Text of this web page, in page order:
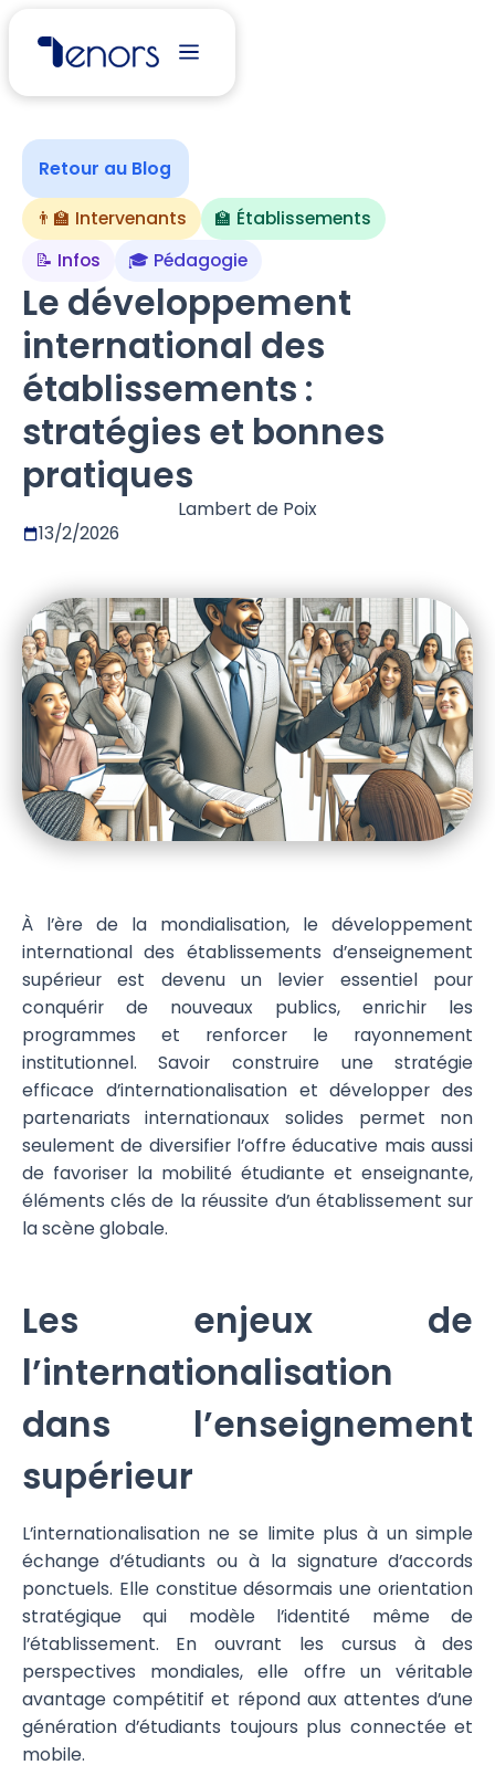
Retour au Blog
👨‍🏫 Intervenants
🏫 Établissements
📝 Infos
🎓 Pédagogie
Le développement
international des
établissements :
stratégies et bonnes
pratiques
Lambert de Poix
13/2/2026
À l’ère de la mondialisation, le développement
international des établissements d’enseignement
supérieur est devenu un levier essentiel pour
conquérir de nouveaux publics, enrichir les
programmes et renforcer le rayonnement
institutionnel. Savoir construire une stratégie
efficace d’internationalisation et développer des
partenariats internationaux solides permet non
seulement de diversifier l’offre éducative mais aussi
de favoriser la mobilité étudiante et enseignante,
éléments clés de la réussite d’un établissement sur
la scène globale.
Les enjeux de
l’internationalisation
dans l’enseignement
supérieur
L’internationalisation ne se limite plus à un simple
échange d’étudiants ou à la signature d’accords
ponctuels. Elle constitue désormais une orientation
stratégique qui modèle l’identité même de
l’établissement. En ouvrant les cursus à des
perspectives mondiales, elle offre un véritable
avantage compétitif et répond aux attentes d’une
génération d’étudiants toujours plus connectée et
mobile.